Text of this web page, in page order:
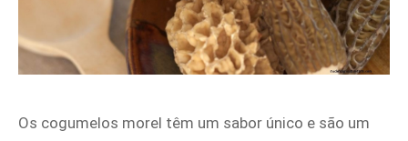
Os cogumelos morel têm um sabor único e são um